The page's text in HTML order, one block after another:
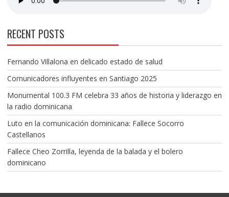
RECENT POSTS
Fernando Villalona en delicado estado de salud
Comunicadores influyentes en Santiago 2025
Monumental 100.3 FM celebra 33 años de historia y liderazgo en
la radio dominicana
Luto en la comunicación dominicana: Fallece Socorro
Castellanos
Fallece Cheo Zorrilla, leyenda de la balada y el bolero
dominicano